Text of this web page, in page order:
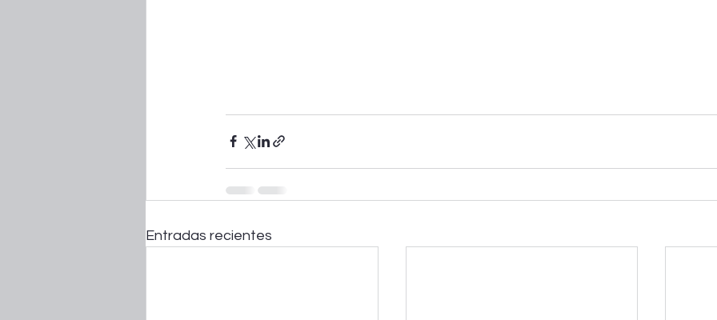
Entradas recientes